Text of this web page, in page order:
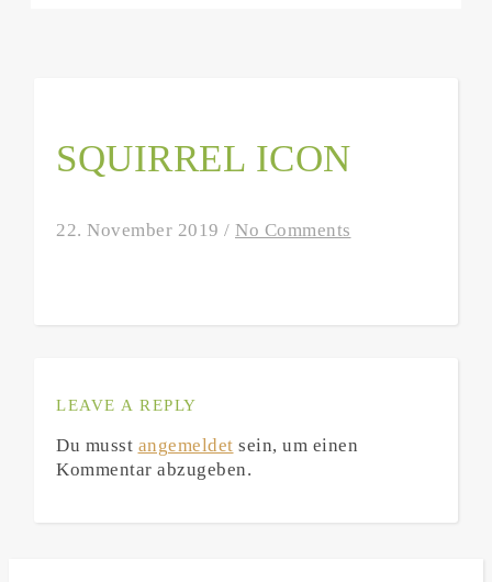
SQUIRREL ICON
22. November 2019 / No Comments
LEAVE A REPLY
Du musst angemeldet sein, um einen
Kommentar abzugeben.